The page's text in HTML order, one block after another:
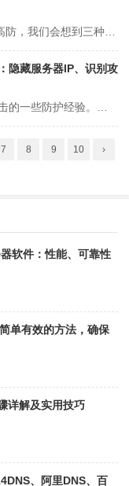
隐藏服务器IP、识别攻
7 8 9 10 ›
软件：性能、可靠性
单有效的方法，确保
详解及实用技巧
、阿里DNS、百